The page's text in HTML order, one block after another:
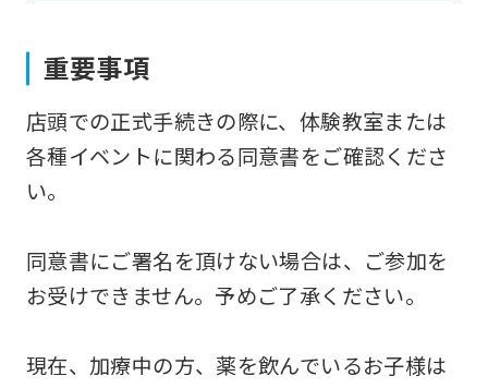
重要事項
店頭での正式手続きの際に、体験教室または
各種イベントに関わる同意書をご確認くださ
い。
同意書にご署名を頂けない場合は、ご参加を
お受けできません。予めご了承ください。
現在、加療中の方、薬を飲んでいるお子様は
However,
if
an
automatic
service,